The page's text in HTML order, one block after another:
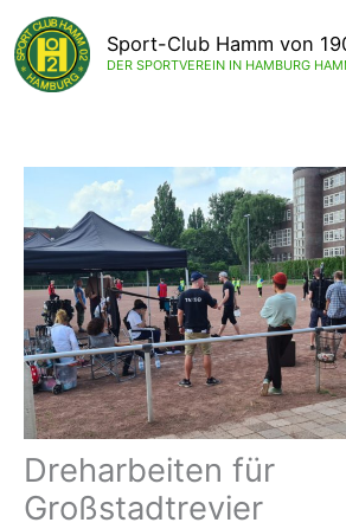
Inhalt
springen
Sport-Club Hamm von
DER SPORTVEREIN IN HAMBURG
Dreharbeiten für
Großstadtrevier